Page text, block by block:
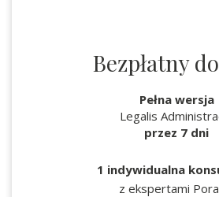
Bezpłatny
Pełna wersja
Legalis
przez 7 dni
1 indywidualna
z ekspertami